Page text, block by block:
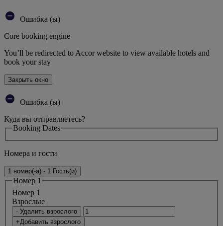
Ошибка (ы)
Core booking engine
You’ll be redirected to Accor website to view available hotels and
book your stay
Закрыть окно
Ошибка (ы)
Куда вы отправляетесь?
Booking Dates
Номера и гости
1 номер(-а) - 1 Гость(и)
Номер 1
Номер 1
Bзрослые
- Удалить взрослого
+Добавить взрослого